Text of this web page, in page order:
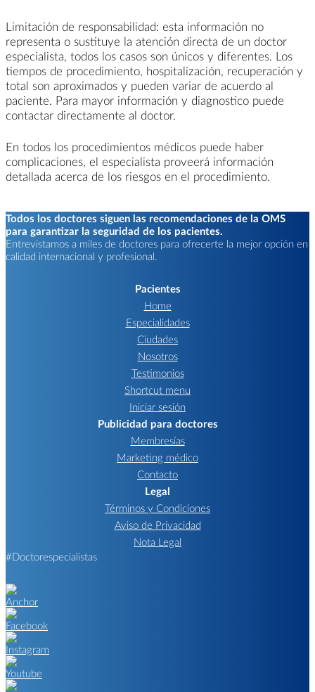
Limitación de responsabilidad: esta información no
representa o sustituye la atención directa de un doctor
especialista, todos los casos son únicos y diferentes. Los
tiempos de procedimiento, hospitalización, recuperación y
total son aproximados y pueden variar de acuerdo al
paciente. Para mayor información y diagnostico puede
contactar directamente al doctor.
En todos los procedimientos médicos puede haber
complicaciones, el especialista proveerá información
detallada acerca de los riesgos en el procedimiento.
Todos los doctores siguen las recomendaciones de la OMS
para garantizar la seguridad de los pacientes.
Entrevistamos a miles de doctores para ofrecerte la mejor opción en
calidad internacional y profesional.
Pacientes
Home
Especialidades
Ciudades
Nosotros
Testimonios
Shortcut menu
Iniciar sesión
Publicidad para doctores
Membresías
Marketing médico
Contacto
Legal
Términos y Condiciones
Aviso de Privacidad
Nota Legal
#Doctorespecialistas